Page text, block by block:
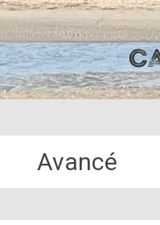
Avancé